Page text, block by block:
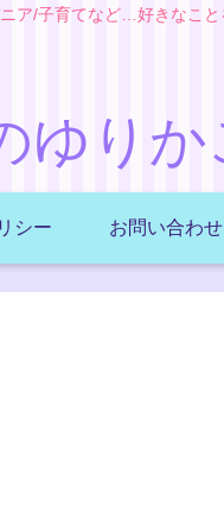
ア/子育てなど…好きなこ
ゆりか
シー お問い合わせ